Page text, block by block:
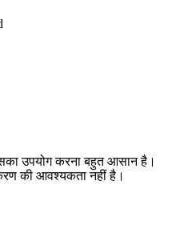
उपयोग करना बहुत आसान है।
की आवश्यकता नहीं है।